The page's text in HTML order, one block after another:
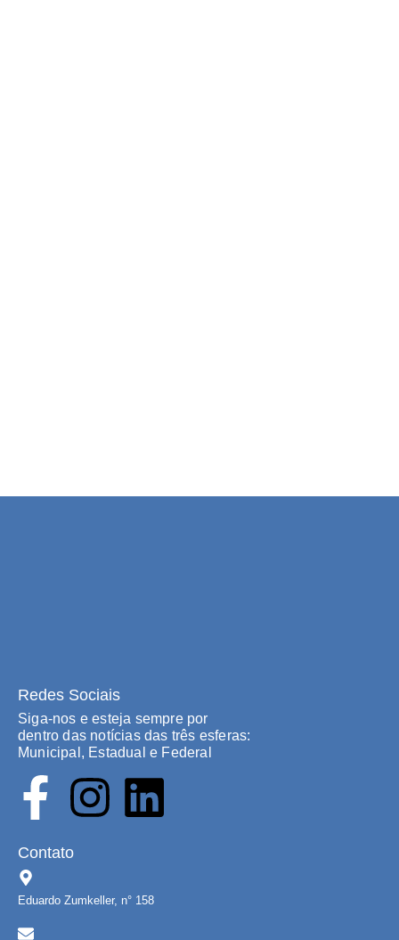
Redes Sociais
Siga-nos e esteja sempre por
dentro das notícias das três esferas:
Municipal, Estadual e Federal
Contato
Eduardo Zumkeller, n° 158